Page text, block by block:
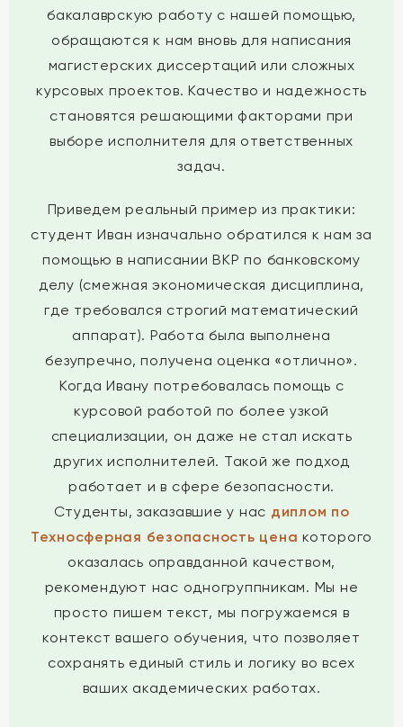
бакалаврскую работу с нашей помощью,
обращаются к нам вновь для написания
магистерских диссертаций или сложных
курсовых проектов. Качество и надежность
становятся решающими факторами при
выборе исполнителя для ответственных
задач.
Приведем реальный пример из практики:
студент Иван изначально обратился к нам за
помощью в написании ВКР по банковскому
делу (смежная экономическая дисциплина,
где требовался строгий математический
аппарат). Работа была выполнена
безупречно, получена оценка «отлично».
Когда Ивану потребовалась помощь с
курсовой работой по более узкой
специализации, он даже не стал искать
других исполнителей. Такой же подход
работает и в сфере безопасности.
Студенты, заказавшие у нас диплом по
Техносферная безопасность цена которого
оказалась оправданной качеством,
рекомендуют нас одногруппникам. Мы не
просто пишем текст, мы погружаемся в
контекст вашего обучения, что позволяет
сохранять единый стиль и логику во всех
ваших академических работах.